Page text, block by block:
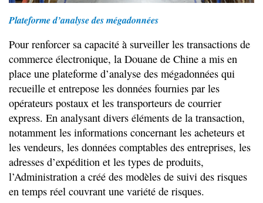
Plateforme d’analyse des mégadonnées
Pour renforcer sa capacité à surveiller les transactions de
commerce électronique, la Douane de Chine a mis en
place une plateforme d’analyse des mégadonnées qui
recueille et entrepose les données fournies par les
opérateurs postaux et les transporteurs de courrier
express. En analysant divers éléments de la transaction,
notamment les informations concernant les acheteurs et
les vendeurs, les données comptables des entreprises, les
adresses d’expédition et les types de produits,
l’Administration a créé des modèles de suivi des risques
en temps réel couvrant une variété de risques.